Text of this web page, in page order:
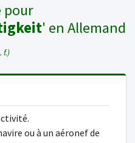
pour
' en Allemand
f.)
ou à un aéronef de